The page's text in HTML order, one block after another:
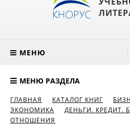
МЕНЮ
МЕНЮ РАЗДЕЛА
ГЛАВНАЯ КАТАЛОГ КНИГ
ЭКОНОМИКА
ДЕНЬГИ. КРЕДИТ.
ОТНОШЕНИЯ